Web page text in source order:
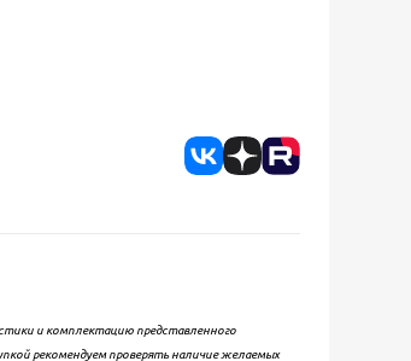
и комплектацию представленного
рекомендуем проверять наличие желаемых